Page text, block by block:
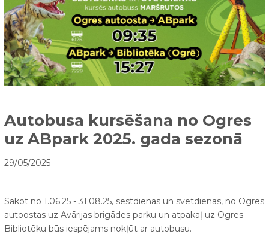
Autobusa kursēšana no Ogres
uz ABpark 2025. gada sezonā
29/05/2025
Sākot no 1.06.25 - 31.08.25, sestdienās un svētdienās, no Ogres
autoostas uz Avārijas brigādes parku un atpakaļ uz Ogres
Bibliotēku būs iespējams nokļūt ar autobusu.